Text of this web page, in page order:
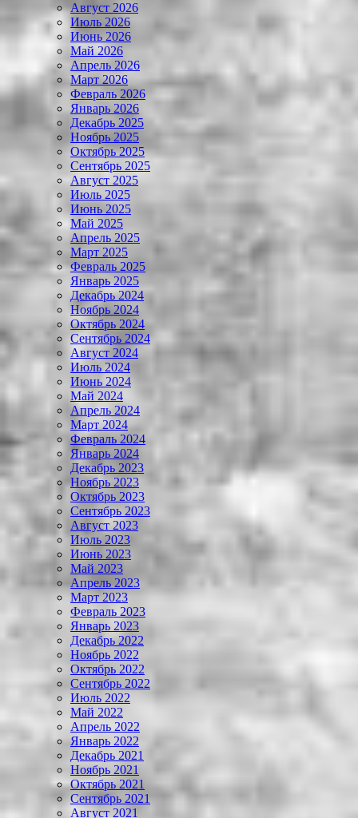
Август 2026
Июль 2026
Июнь 2026
Май 2026
Апрель 2026
Март 2026
Февраль 2026
Январь 2026
Декабрь 2025
Ноябрь 2025
Октябрь 2025
Сентябрь 2025
Август 2025
Июль 2025
Июнь 2025
Май 2025
Апрель 2025
Март 2025
Февраль 2025
Январь 2025
Декабрь 2024
Ноябрь 2024
Октябрь 2024
Сентябрь 2024
Август 2024
Июль 2024
Июнь 2024
Май 2024
Апрель 2024
Март 2024
Февраль 2024
Январь 2024
Декабрь 2023
Ноябрь 2023
Октябрь 2023
Сентябрь 2023
Август 2023
Июль 2023
Июнь 2023
Май 2023
Апрель 2023
Март 2023
Февраль 2023
Январь 2023
Декабрь 2022
Ноябрь 2022
Октябрь 2022
Сентябрь 2022
Июль 2022
Май 2022
Апрель 2022
Январь 2022
Декабрь 2021
Ноябрь 2021
Октябрь 2021
Сентябрь 2021
Август 2021